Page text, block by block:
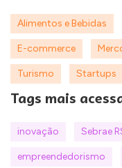
Alimentos e Bebidas
E-commerce
Turismo Startups
Tags mais
inovação Sebrae
empreendedorismo